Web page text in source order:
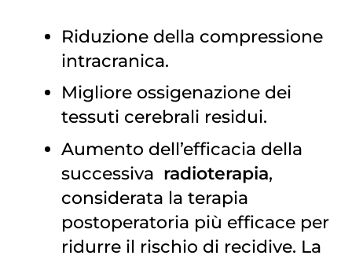
Riduzione della compressione
intracranica.
Migliore ossigenazione dei
tessuti cerebrali residui.
Aumento dell’efficacia della
successiva radioterapia,
considerata la terapia
postoperatoria più efficace per
ridurre il rischio di recidive. La